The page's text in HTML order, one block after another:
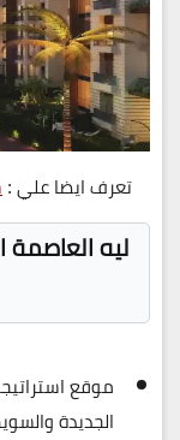
تعرف ايضا علي :
موقع
الجديدة